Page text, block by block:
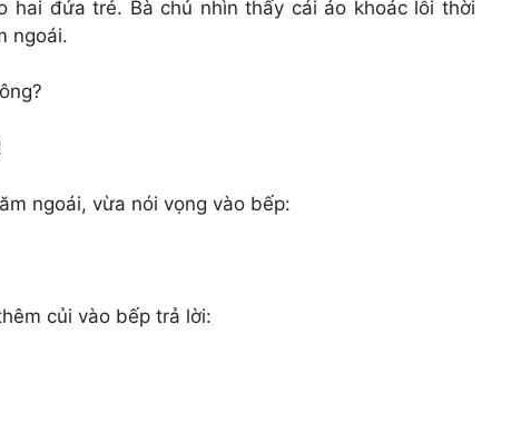
hai đứa trẻ. Bà chủ nhìn thấy cái áo khoác lỗi thời
ngoái.
ngoái, vừa nói vọng vào bếp:
củi vào bếp trả lời: